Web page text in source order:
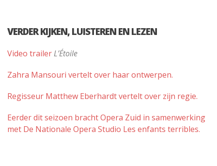
VERDER KIJKEN, LUISTEREN EN LEZEN
Video trailerL’Étoile
Zahra Mansouri vertelt over haar ontwerpen.
Regisseur Matthew Eberhardt vertelt over zijn regie.
Eerder dit seizoen bracht Opera Zuid in samenwerking
met De Nationale Opera Studio Les enfants terribles.